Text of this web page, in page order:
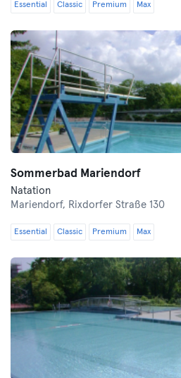
Essential Classic Premium Max
Sommerbad Mariendorf
Natation
Mariendorf, Rixdorfer Straße 130
Essential Classic Premium Max